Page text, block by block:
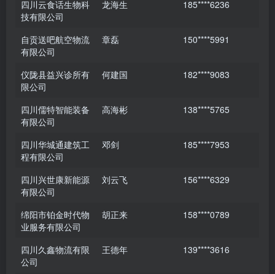
四川云食话生物科
技有限公司
龙海生 185****6236
自贡送吧航空物流
有限公司
章磊 150****5991
仪陇县益兴诊所有
限公司
何建国 182****9083
四川儒特智能装备
有限公司
高海彬 138****5765
四川华城通建筑工
程有限公司
邓剑 185****7953
四川兴世康新能源
有限公司
刘云飞 156****6329
绵阳市铂金时代物
业服务有限公司
胡正来 158****0789
四川久鑫物流有限
公司
王德年 139****3616